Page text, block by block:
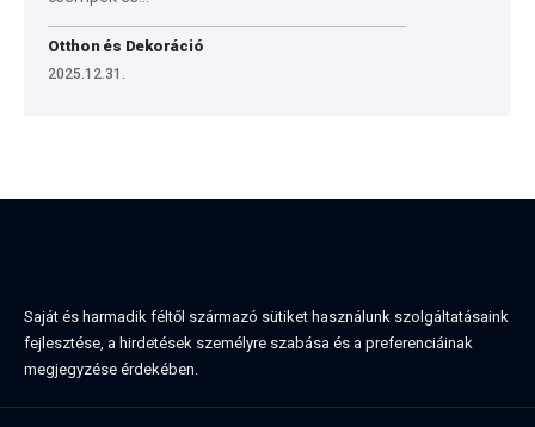
Otthon és Dekoráció
2025.12.31.
Saját és harmadik féltől származó sütiket használunk szolgáltatásaink
fejlesztése, a hirdetések személyre szabása és a preferenciáinak
megjegyzése érdekében.